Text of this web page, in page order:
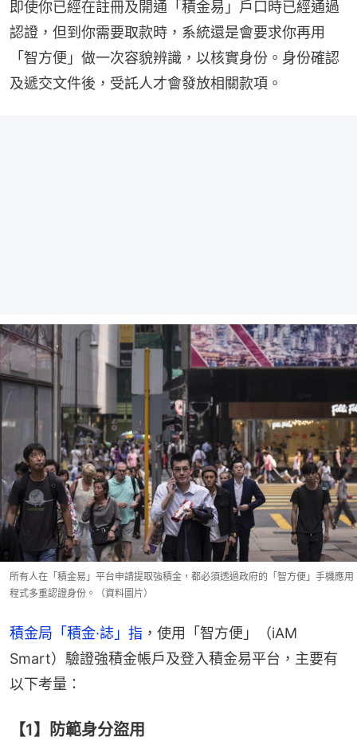
即使你已經在註冊及開通「積金易」戶口時已經通過
認證，但到你需要取款時，系統還是會要求你再用
「智方便」做一次容貌辨識，以核實身份。身份確認
及遞交文件後，受託人才會發放相關款項。
所有人在「積金易」平台申請提取強積金，都必須透過政府的「智方便」手機應用
程式多重認證身份。（資料圖片）
積金局「積金·誌」指 ，使用「智方便」（iAM
Smart）驗證強積金帳戶及登入積金易平台，主要有
以下考量：
【1】防範身分盜用